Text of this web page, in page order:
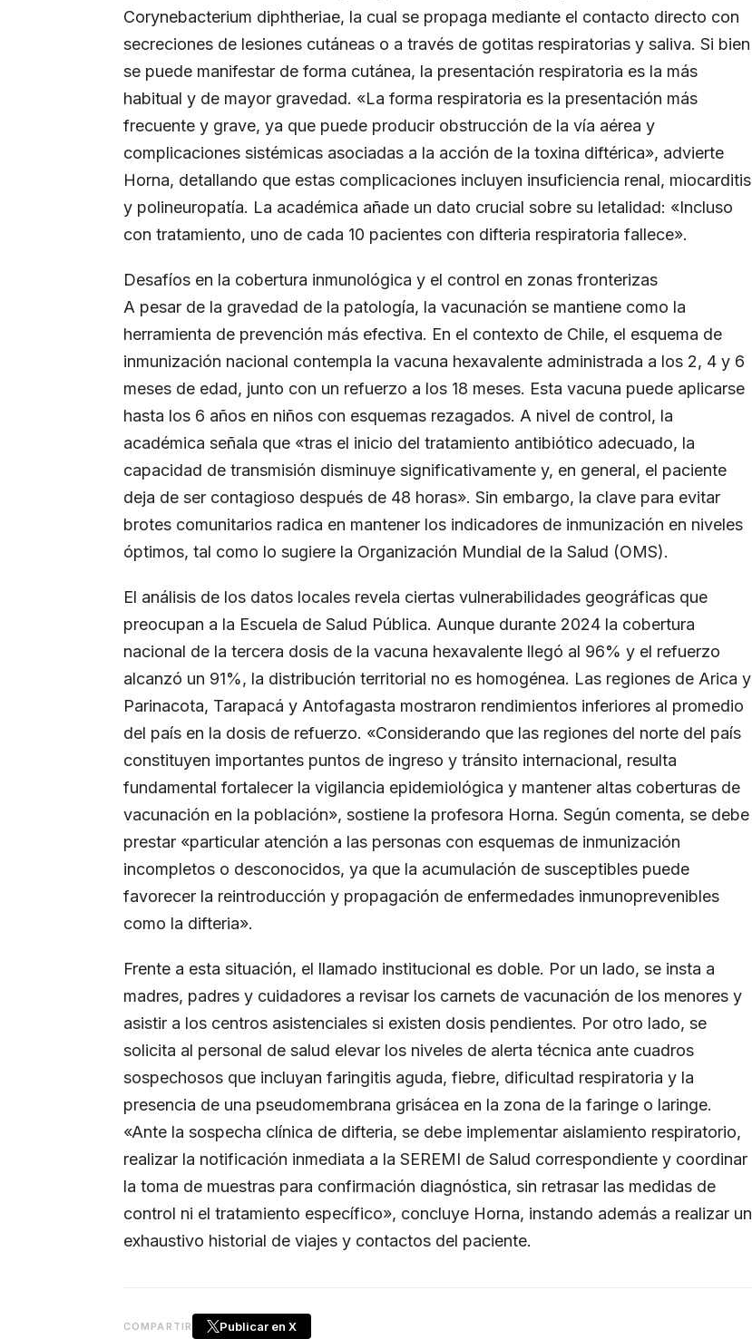
Corynebacterium diphtheriae, la cual se propaga mediante el contacto directo con
secreciones de lesiones cutáneas o a través de gotitas respiratorias y saliva. Si bien
se puede manifestar de forma cutánea, la presentación respiratoria es la más
habitual y de mayor gravedad. «La forma respiratoria es la presentación más
frecuente y grave, ya que puede producir obstrucción de la vía aérea y
complicaciones sistémicas asociadas a la acción de la toxina diftérica», advierte
Horna, detallando que estas complicaciones incluyen insuficiencia renal, miocarditis
y polineuropatía. La académica añade un dato crucial sobre su letalidad: «Incluso
con tratamiento, uno de cada 10 pacientes con difteria respiratoria fallece».
Desafíos en la cobertura inmunológica y el control en zonas fronterizas
A pesar de la gravedad de la patología, la vacunación se mantiene como la
herramienta de prevención más efectiva. En el contexto de Chile, el esquema de
inmunización nacional contempla la vacuna hexavalente administrada a los 2, 4 y 6
meses de edad, junto con un refuerzo a los 18 meses. Esta vacuna puede aplicarse
hasta los 6 años en niños con esquemas rezagados. A nivel de control, la
académica señala que «tras el inicio del tratamiento antibiótico adecuado, la
capacidad de transmisión disminuye significativamente y, en general, el paciente
deja de ser contagioso después de 48 horas». Sin embargo, la clave para evitar
brotes comunitarios radica en mantener los indicadores de inmunización en niveles
óptimos, tal como lo sugiere la Organización Mundial de la Salud (OMS).
El análisis de los datos locales revela ciertas vulnerabilidades geográficas que
preocupan a la Escuela de Salud Pública. Aunque durante 2024 la cobertura
nacional de la tercera dosis de la vacuna hexavalente llegó al 96% y el refuerzo
alcanzó un 91%, la distribución territorial no es homogénea. Las regiones de Arica y
Parinacota, Tarapacá y Antofagasta mostraron rendimientos inferiores al promedio
del país en la dosis de refuerzo. «Considerando que las regiones del norte del país
constituyen importantes puntos de ingreso y tránsito internacional, resulta
fundamental fortalecer la vigilancia epidemiológica y mantener altas coberturas de
vacunación en la población», sostiene la profesora Horna. Según comenta, se debe
prestar «particular atención a las personas con esquemas de inmunización
incompletos o desconocidos, ya que la acumulación de susceptibles puede
favorecer la reintroducción y propagación de enfermedades inmunoprevenibles
como la difteria».
Frente a esta situación, el llamado institucional es doble. Por un lado, se insta a
madres, padres y cuidadores a revisar los carnets de vacunación de los menores y
asistir a los centros asistenciales si existen dosis pendientes. Por otro lado, se
solicita al personal de salud elevar los niveles de alerta técnica ante cuadros
sospechosos que incluyan faringitis aguda, fiebre, dificultad respiratoria y la
presencia de una pseudomembrana grisácea en la zona de la faringe o laringe.
«Ante la sospecha clínica de difteria, se debe implementar aislamiento respiratorio,
realizar la notificación inmediata a la SEREMI de Salud correspondiente y coordinar
la toma de muestras para confirmación diagnóstica, sin retrasar las medidas de
control ni el tratamiento específico», concluye Horna, instando además a realizar un
exhaustivo historial de viajes y contactos del paciente.
COMPARTIR Publicar en X